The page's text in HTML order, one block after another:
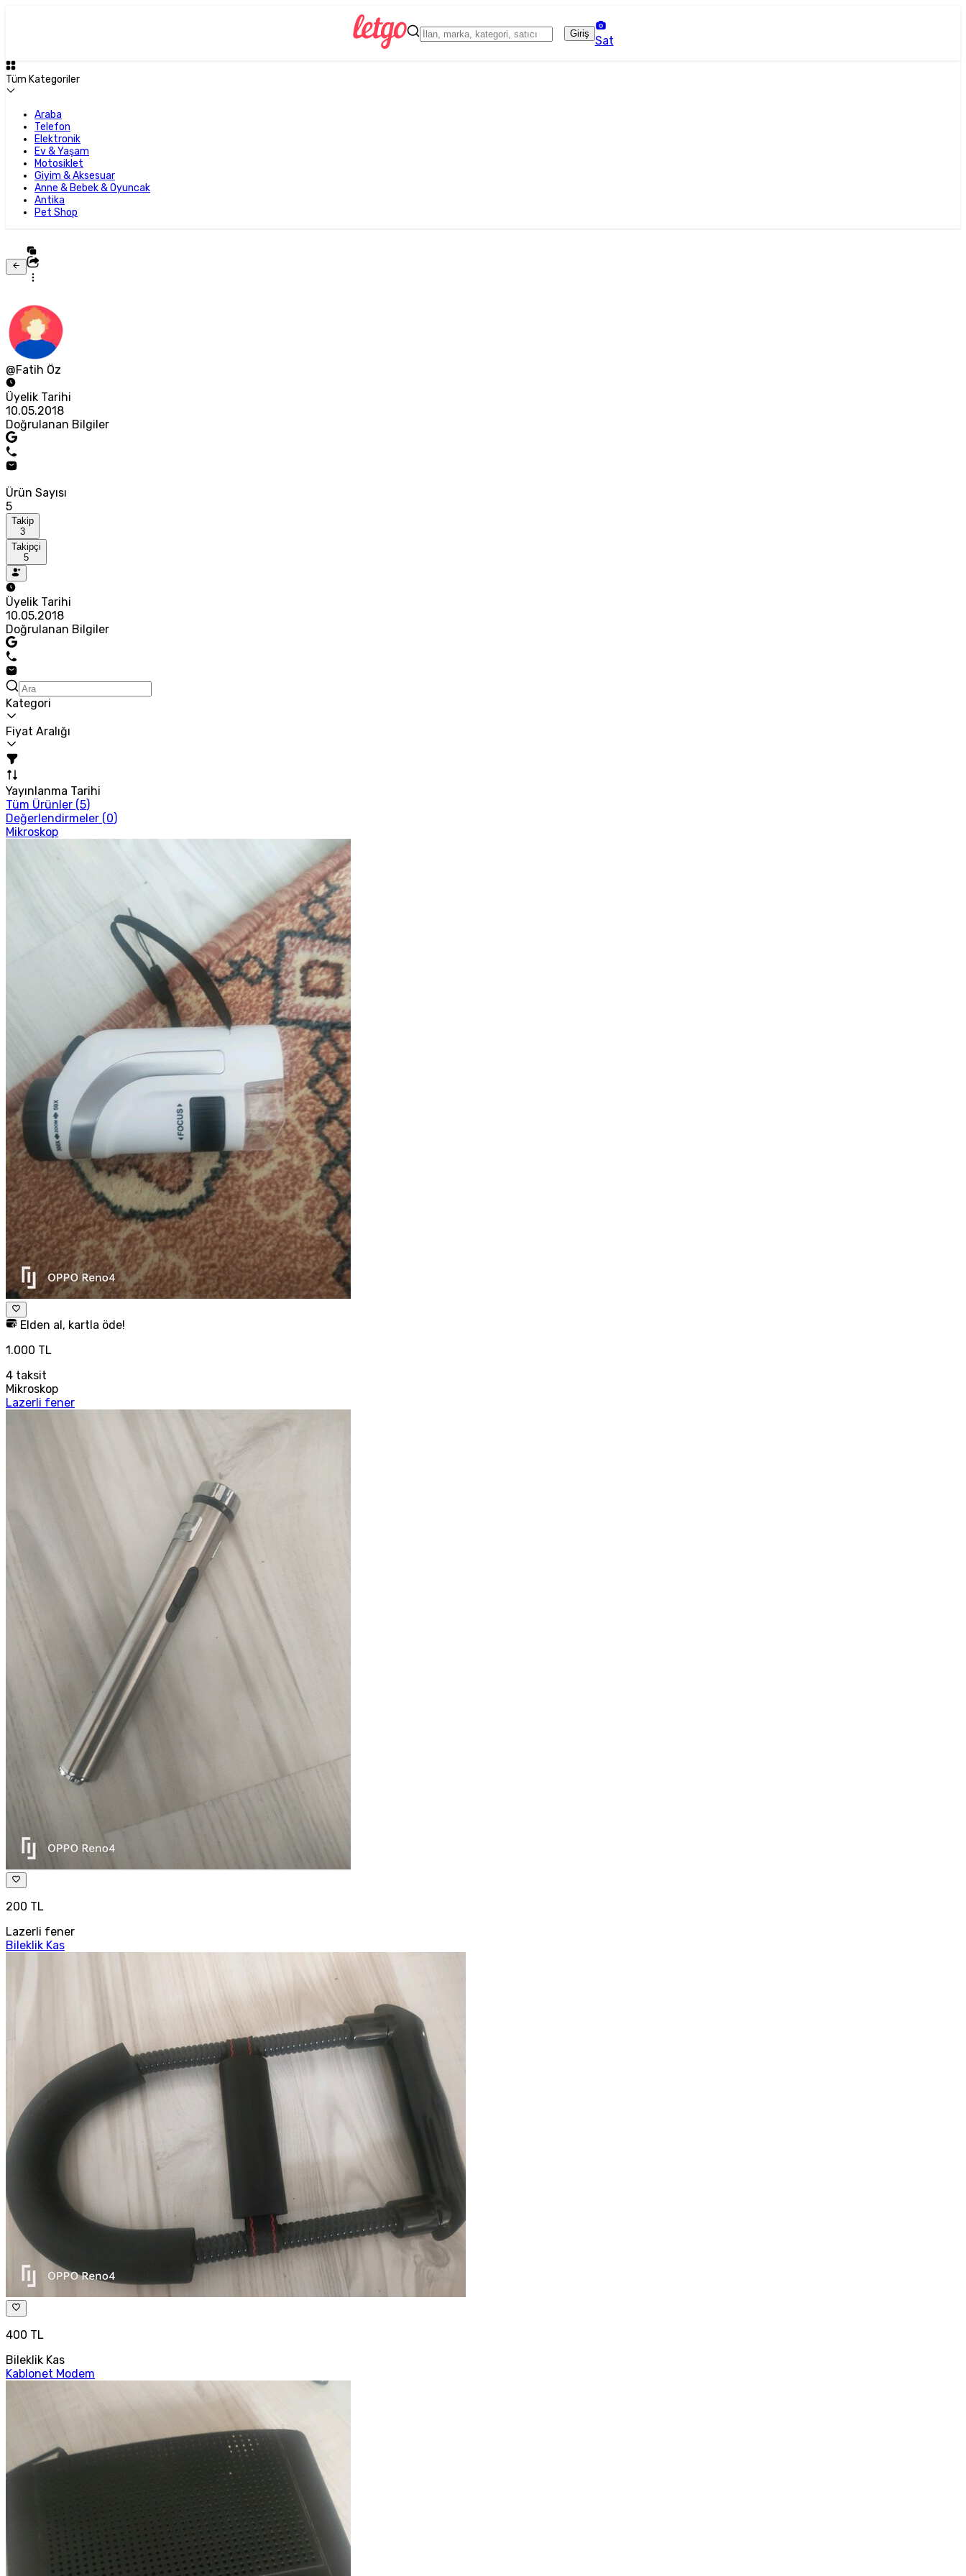
Giriş
Sat
Tüm Kategoriler
Araba
Telefon
Elektronik
Ev & Yaşam
Motosiklet
Giyim & Aksesuar
Anne & Bebek & Oyuncak
Antika
Pet Shop
@Fatih Öz
Üyelik Tarihi
10.05.2018
Doğrulanan Bilgiler
Ürün Sayısı
5
Takip
3
Takipçi
5
Üyelik Tarihi
10.05.2018
Doğrulanan Bilgiler
Kategori
Fiyat Aralığı
Yayınlanma Tarihi
Tüm Ürünler (5)
Değerlendirmeler (0)
Mikroskop
Elden al, kartla öde!
1.000 TL
4 taksit
Mikroskop
Lazerli fener
200 TL
Lazerli fener
Bileklik Kas
400 TL
Bileklik Kas
Kablonet Modem